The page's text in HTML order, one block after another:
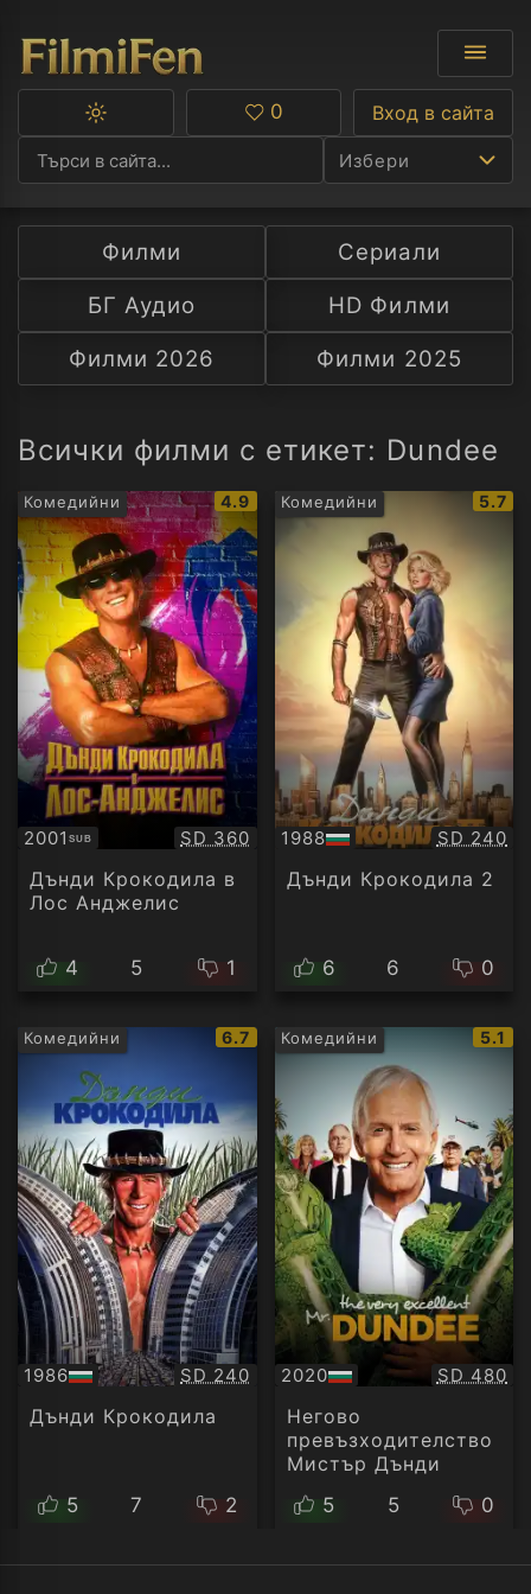
Избери
Ф
С
А
Превключване
тъмна
тема
Любими
0 Вход в сайта
Филми
Сериали
БГ Аудио
HD Филми
Филми 2026
Филми 2025
Всички филми с етикет: Dundee
Комедийни
IMDb
рейтинг:
4.9
2001SUB
Субтитри Качество:
SD 360
Дънди Крокодила в
Лос Анджелис
4 5 1
Комедийни
IMDb
5.7
1988
БГ
аудио
SD 240
Дънди Крокодила 2
6 6 0
Комедийни
IMDb
рейтинг:
6.7
1986
БГ
аудио
Качество:
SD 240
Дънди Крокодила
5 7 2
Комедийни
IMDb
5.1
2020
БГ
аудио
SD 480
Негово
превъзходителство
Мистър Дънди
5
5 0